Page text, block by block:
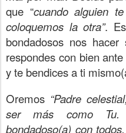
que “cuando alguien
coloquemos la otra”.
bondadosos nos
respondes con bien
y te bendices a ti
Oremos “Padre
ser más como
bondadoso(a) con